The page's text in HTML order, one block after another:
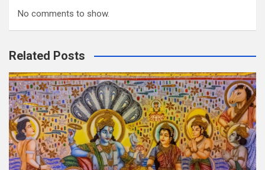
No comments to show.
Related Posts